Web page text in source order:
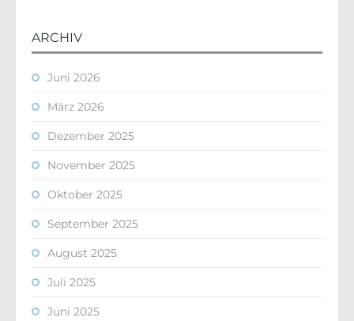
ARCHIV
Juni 2026
März 2026
Dezember 2025
November 2025
Oktober 2025
September 2025
August 2025
Juli 2025
Juni 2025